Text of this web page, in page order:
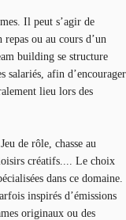
Il peut s’agir de
ou au cours d’un
building se structure
salariés, afin d’encourager
lieu lors des
de rôle, chasse au
créatifs.... Le choix
dans ce domaine.
inspirés d’émissions
originaux ou des